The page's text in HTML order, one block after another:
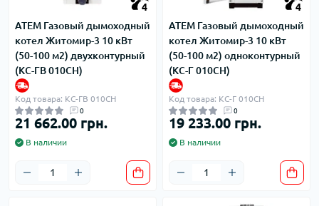
4
ATEM Газовый дымоходный
котел Житомир-3 10 кВт
(50-100 м2) двухконтурный
(КС-ГВ 010СН)
Код товара: КС-ГВ 010СН
0
21 662.00 грн.
В наличии
4
ATEM Газовый дымоходный
котел Житомир-3 10 кВт
(50-100 м2) одноконтурный
(КС-Г 010СН)
Код товара: КС-Г 010СН
0
19 233.00 грн.
В наличии